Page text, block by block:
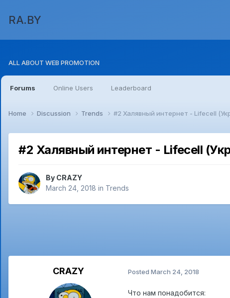
RA.BY
ALL ABOUT WEB PROMOTION
Forums Online Users Leaderboard
Home Discussion Trends #2 Халявный интернет - Lifecell
#2 Халявный интернет - Lifecell
By CRAZY
March 24, 2018 in Trends
CRAZY Posted March 24, 2018
Что нам понадобится: